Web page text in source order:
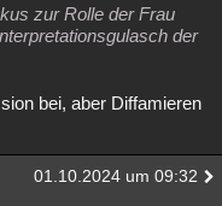
zur Rolle der Frau
der
bei, aber Diffamieren
01.10.2024 um 09:32